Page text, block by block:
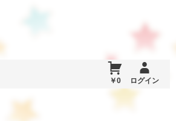
￥0 ログイン